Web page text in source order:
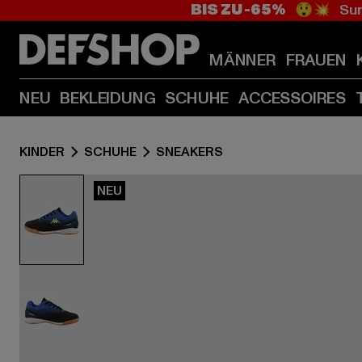
BIS ZU -65% 😲💥
MÄNNER FRAUEN
NEU BEKLEIDUNG SCHUHE ACCESSOIRES
KINDER SCHUHE SNEAKERS
NEU